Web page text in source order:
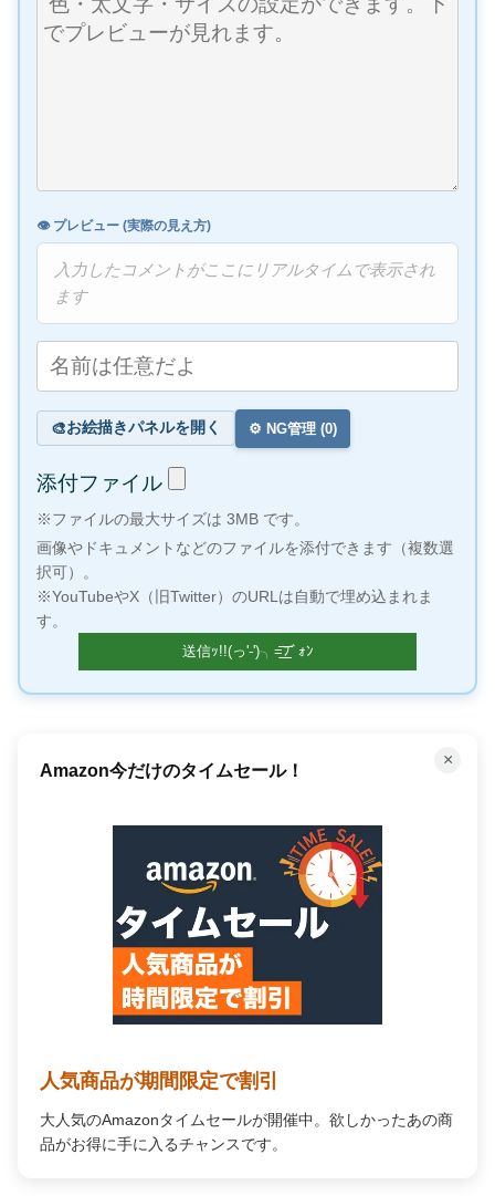
👁️ プレビュー (実際の見え方)
入力したコメントがここにリアルタイムで表示され
ます
🎨お絵描きパネルを開く ⚙️ NG管理 (0)
添付ファイル
※ファイルの最大サイズは 3MB です。
画像やドキュメントなどのファイルを添付できます（複数選
択可）。
※YouTubeやX（旧Twitter）のURLは自動で埋め込まれま
す。
×
Amazon今だけのタイムセール！
人気商品が期間限定で割引
大人気のAmazonタイムセールが開催中。欲しかったあの商
品がお得に手に入るチャンスです。